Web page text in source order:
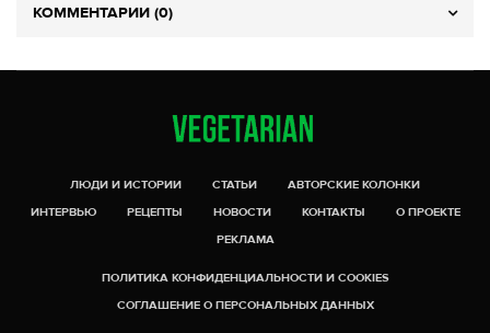
КОММЕНТАРИИ (0)
ЛЮДИ И ИСТОРИИ СТАТЬИ
АВТОРСКИЕ КОЛОНКИ
ИНТЕРВЬЮ
РЕЦЕПТЫ НОВОСТИ КОНТАКТЫ
О ПРОЕКТЕ
РЕКЛАМА
ПОЛИТИКА КОНФИДЕНЦИАЛЬНОСТИ И COOKIES
СОГЛАШЕНИЕ О ПЕРСОНАЛЬНЫХ ДАННЫХ